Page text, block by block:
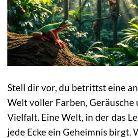
Stell dir vor, du betrittst eine
Welt voller Farben,
Vielfalt. Eine Welt, in der das
jede Ecke ein Geheimnis birgt.